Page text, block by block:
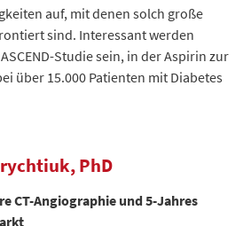
auf, mit denen solch große
sind. Interessant werden
Studie sein, in der Aspirin zur
über 15.000 Patienten mit Diabetes
PhD
CT-Angiographie und 5-Jahres